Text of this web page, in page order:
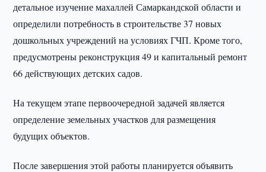
детальное изучение махаллей Самаркандской области и
определили потребность в строительстве 37 новых
дошкольных учреждений на условиях ГЧП. Кроме того,
предусмотрены реконструкция 49 и капитальный ремонт
66 действующих детских садов.
На текущем этапе первоочередной задачей является
определение земельных участков для размещения
будущих объектов.
После завершения этой работы планируется объявить